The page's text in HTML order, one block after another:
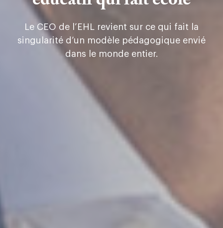
Le CEO de l’EHL revient sur ce qui fait la
singularité d’un modèle pédagogique envié
dans le monde entier.